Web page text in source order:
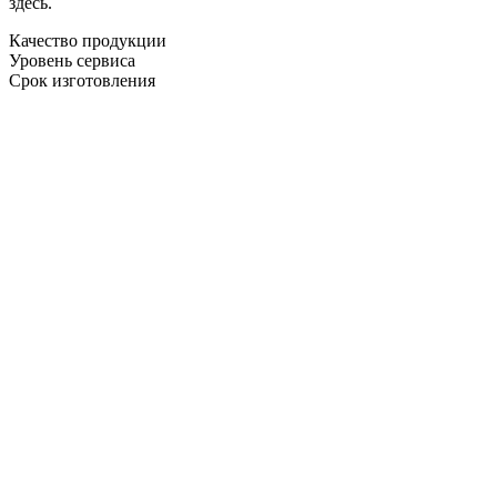
Качество продукции
Уровень сервиса
Срок изготовления